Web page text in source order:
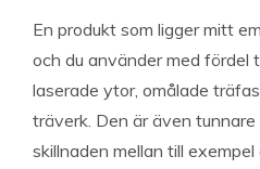
En produkt som ligger mitt
och du använder med fördel
laserade ytor, omålade
träverk. Den är även
skillnaden mellan till